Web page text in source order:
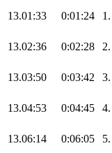
13.01:33
0:01:24 1.
13.02:36 0:02:28 2.
13.03:50 0:03:42 3.
13.04:53 0:04:45 4.
13.06:14 0:06:05 5.